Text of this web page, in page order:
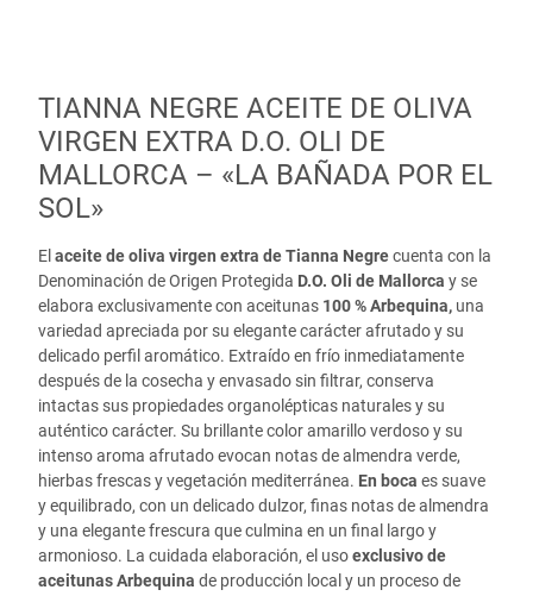
TIANNA NEGRE ACEITE DE OLIVA
VIRGEN EXTRA D.O. OLI DE
MALLORCA – «LA BAÑADA POR EL
SOL»
El aceite de oliva virgen extra de Tianna Negrecuenta con la
Denominación de Origen Protegida D.O. Oli de Mallorca y se
elabora exclusivamente con aceitunas 100 % Arbequina, una
variedad apreciada por su elegante carácter afrutado y su
delicado perfil aromático. Extraído en frío inmediatamente
después de la cosecha y envasado sin filtrar, conserva
intactas sus propiedades organolépticas naturales y su
auténtico carácter. Su brillante color amarillo verdoso y su
intenso aroma afrutado evocan notas de almendra verde,
hierbas frescas y vegetación mediterránea. En boca es suave
y equilibrado, con un delicado dulzor, finas notas de almendra
y una elegante frescura que culmina en un final largo y
armonioso. La cuidada elaboración, el usoexclusivo de
aceitunas Arbequina de producción local y un proceso de